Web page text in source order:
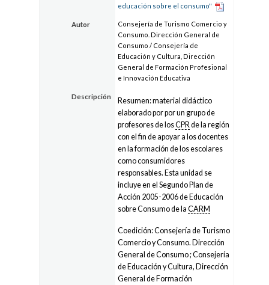
educación sobre el consumo"
Autor
Consejería de Turismo Comercio y
Consumo. Dirección General de
Consumo / Consejería de
Educación y Cultura, Dirección
General de Formación Profesional
e Innovación Educativa
Descripción
Resumen: material didáctico
elaborado por por un grupo de
profesores de losCPRde la región
con el fin de apoyar a los docentes
en la formación de los escolares
como consumidores
responsables. Esta unidad se
incluye en el Segundo Plan de
Acción 2005-2006 de Educación
sobre Consumo de laCARM
Coedición: Consejería de Turismo
Comercio y Consumo. Dirección
General de Consumo ; Consejería
de Educación y Cultura, Dirección
General de Formación